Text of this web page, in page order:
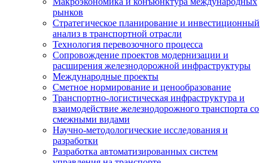
рынков
Стратегическое планирование и инвестиционный
анализ в транспортной отрасли
Технология перевозочного процесса
Сопровождение проектов модернизации и
расширения железнодорожной инфраструктуры
Международные проекты
Сметное нормирование и ценообразование
Транспортно-логистическая инфраструктура и
взаимодействие железнодорожного транспорта со
смежными видами
Научно-методологические исследования и
разработки
Разработка автоматизированных систем